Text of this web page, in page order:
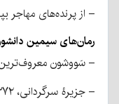
– از پرنده‌های مهاجر
رمان‌های سیمین
– سَووشون معروف‌ترین
– جزیرهٔ سرگردانی، ۱۳۷۲